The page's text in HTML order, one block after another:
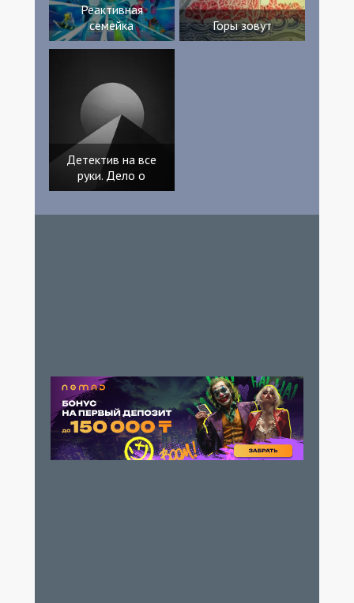
Реактивная
семейка
Горы зовут
Детектив на все
руки. Дело о